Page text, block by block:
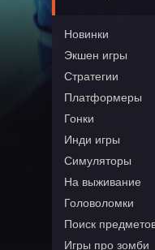
Новинки
Экшен игры
Стратегии
Платформеры
Гонки
Инди игры
Симуляторы
На выживание
Головоломки
Поиск
Игры про зомби